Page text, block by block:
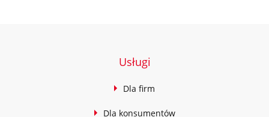
Usługi
Dla firm
Dla konsumentów